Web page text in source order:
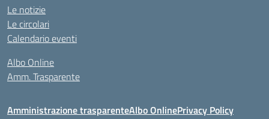
Le notizie
Le circolari
Calendario eventi
Albo Online
Amm. Trasparente
Amministrazione trasparenteAlbo OnlinePrivacy Policy